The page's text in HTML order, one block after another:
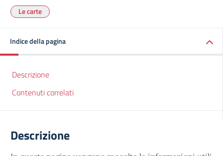
Le carte
Indice della pagina
Descrizione
Contenuti correlati
Descrizione